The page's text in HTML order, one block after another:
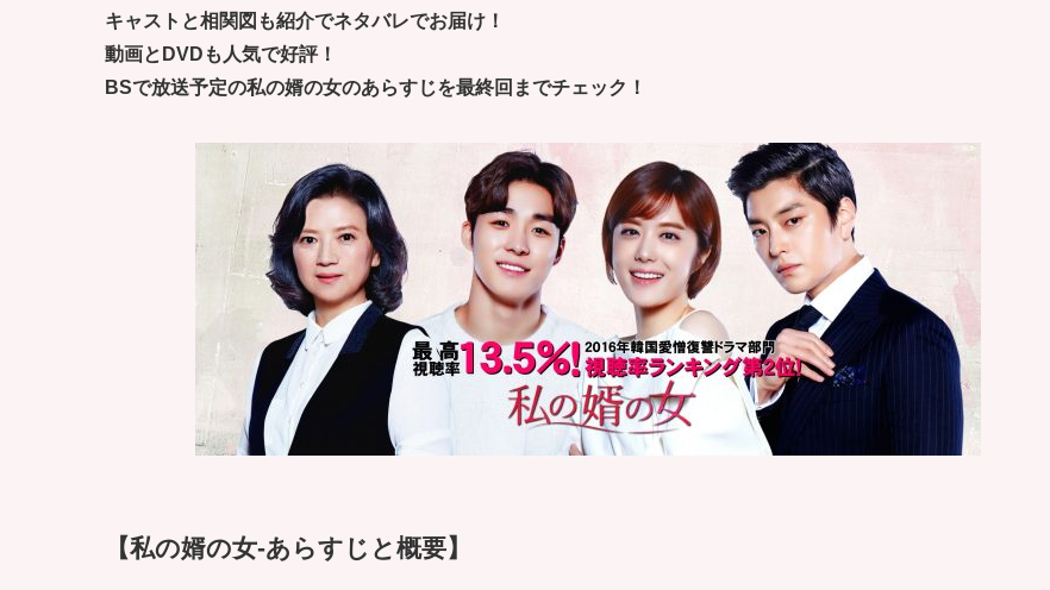
キャストと相関図も紹介でネタバレでお届け！
動画とDVDも人気で好評！
BSで放送予定の私の婿の女のあらすじを最終回までチェック！
【私の婿の女-あらすじと概要】